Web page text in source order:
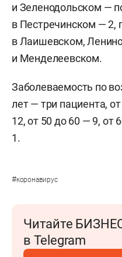
и Зеленодольском —
в Пестречинском — 2,
в Лаишевском,
и Менделеевском.
Заболеваемость по
лет — три пациента,
12, от 50 до 60 — 9, от
1.
#коронавирус
Читайте
в Telegram